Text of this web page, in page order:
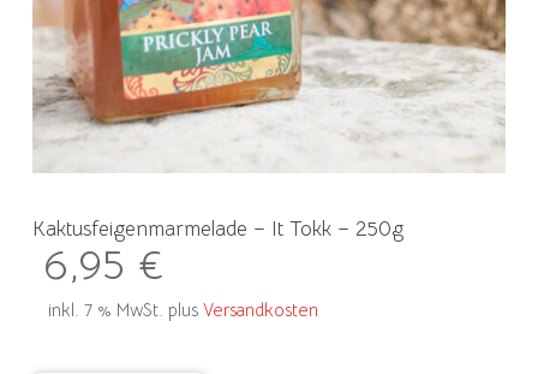
Kaktusfeigenmarmelade – It Tokk – 250g
6,95 €
inkl. 7 % MwSt. plus Versandkosten